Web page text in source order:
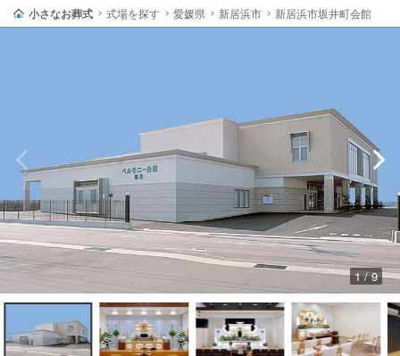
小さなお葬式 式場を探す 愛媛県 新居浜市 新居浜市坂井町会館
1 / 9